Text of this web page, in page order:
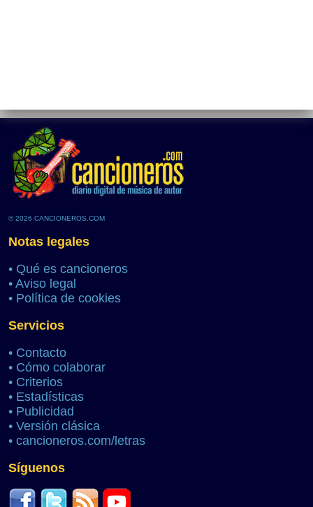
© 2026 CANCIONEROS.COM
Notas legales
• Qué es cancioneros
• Aviso legal
• Política de cookies
Servicios
• Contacto
• Cómo colaborar
• Criterios
• Estadísticas
• Publicidad
• Versión clásica
• cancioneros.com/letras
Síguenos